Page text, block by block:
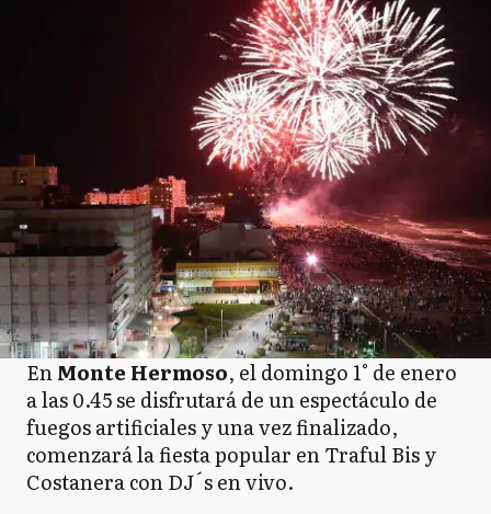
EnMonte Hermoso, el domingo 1° de enero
a las 0.45 se disfrutará de un espectáculo de
fuegos artificiales y una vez finalizado,
comenzará la fiesta popular en Traful Bis y
Costanera con DJ´s en vivo.